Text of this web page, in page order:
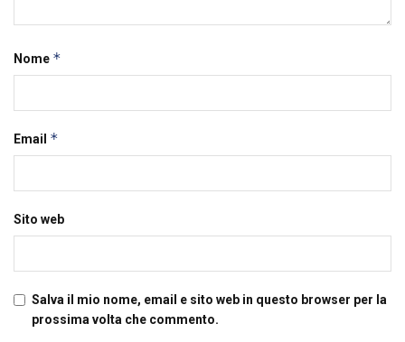
Nome *
Email *
Sito web
Salva il mio nome, email e sito web in questo browser per la
prossima volta che commento.